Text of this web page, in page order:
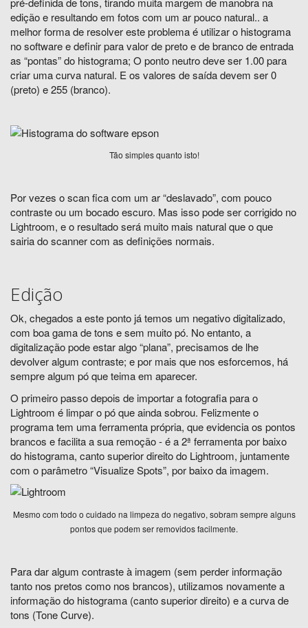
edição e resultando em fotos com um ar pouco natural.. a
melhor forma de resolver este problema é utilizar o histograma
no software e definir para valor de preto e de branco de entrada
as “pontas” do histograma; O ponto neutro deve ser 1.00 para
criar uma curva natural. E os valores de saída devem ser 0
(preto) e 255 (branco).
Tão simples quanto isto!
Por vezes o scan fica com um ar “deslavado”, com pouco
contraste ou um bocado escuro. Mas isso pode ser corrigido no
Lightroom, e o resultado será muito mais natural que o que
sairia do scanner com as definições normais.
Edição
Ok, chegados a este ponto já temos um negativo digitalizado,
com boa gama de tons e sem muito pó. No entanto, a
digitalização pode estar algo “plana”, precisamos de lhe
devolver algum contraste; e por mais que nos esforcemos, há
sempre algum pó que teima em aparecer.
O primeiro passo depois de importar a fotografia para o
Lightroom é limpar o pó que ainda sobrou. Felizmente o
programa tem uma ferramenta própria, que evidencia os pontos
brancos e facilita a sua remoção - é a 2ª ferramenta por baixo
do histograma, canto superior direito do Lightroom, juntamente
com o parâmetro “Visualize Spots”, por baixo da imagem.
Mesmo com todo o cuidado na limpeza do negativo, sobram sempre alguns
pontos que podem ser removidos facilmente.
Para dar algum contraste à imagem (sem perder informação
tanto nos pretos como nos brancos), utilizamos novamente a
informação do histograma (canto superior direito) e a curva de
tons (Tone Curve).